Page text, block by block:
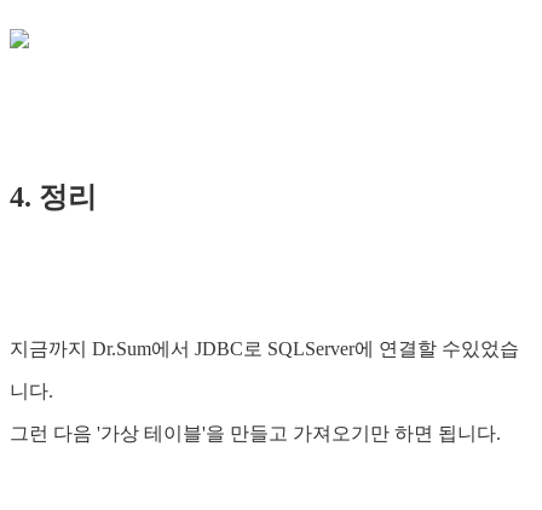
4. 정리
지금까지 Dr.Sum에서 JDBC로 SQLServer에 연결할 수있었습
니다.
그런 다음 '가상 테이블'을 만들고 가져오기만 하면 됩니다.